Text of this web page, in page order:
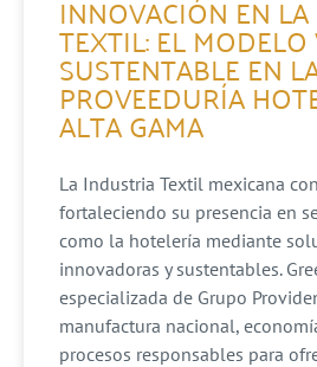
INNOVACIÓN EN
TEXTIL: EL
SUSTENTABLE EN
PROVEEDURÍA
ALTA GAMA
La Industria Textil mexicana
fortaleciendo su presencia en
como la hotelería mediante
innovadoras y sustentables.
especializada de Grupo
manufactura nacional,
procesos responsables para